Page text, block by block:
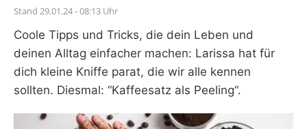
Stand 29.01.24 - 08:13 Uhr
Coole Tipps und Tricks, die dein Leben und
deinen Alltag einfacher machen: Larissa hat für
dich kleine Kniffe parat, die wir alle kennen
sollten. Diesmal: “Kaffeesatz als Peeling“.